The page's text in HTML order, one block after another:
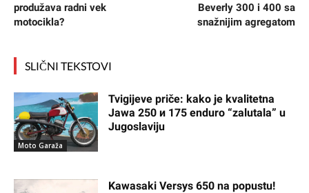
produžava radni vek
motocikla?
Beverly 300 i 400 sa
snažnijim agregatom
SLIČNI TEKSTOVI
Moto Garaža
Tvigijeve priče: kako je kvalitetna
Jawa 250 и 175 enduro “zalutala” u
Jugoslaviju
Kawasaki Versys 650 na popustu!